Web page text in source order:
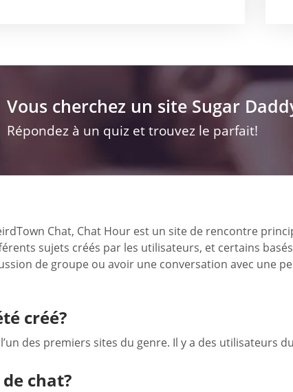
Vous cherchez un site Sugar
Répondez à un quiz et trouvez le parfait!
Chat, Chat Hour est un site de rencontre
sujets créés par les utilisateurs, et certains
de groupe ou avoir une conversation avec une
créé?
des premiers sites du genre. Il y a des utilisateurs
chat?